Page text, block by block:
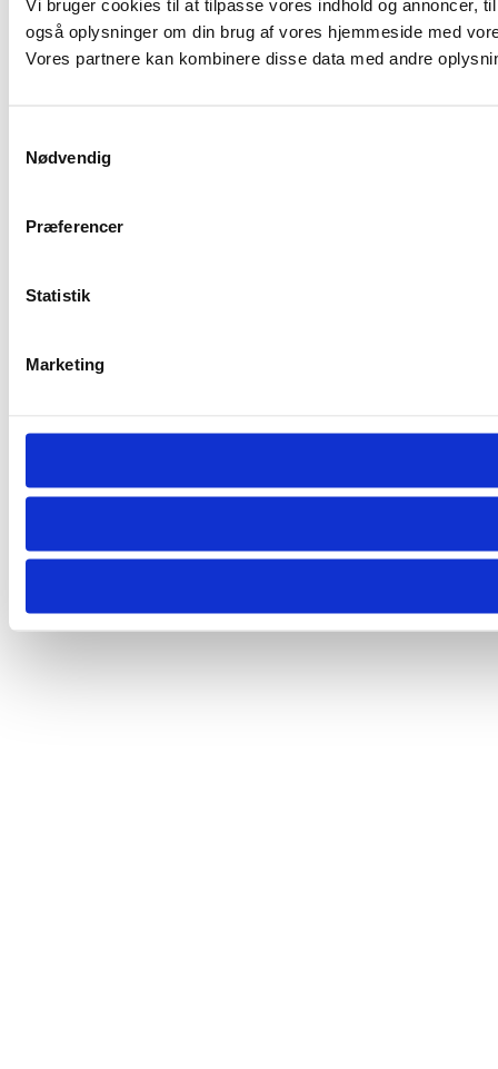
Vi bruger cookies til at tilpasse vores indhold og annoncer,
også oplysninger om din brug af vores hjemmeside med
Vores partnere kan kombinere disse data med andre
Nødvendig
Præferencer
Statistik
Marketing